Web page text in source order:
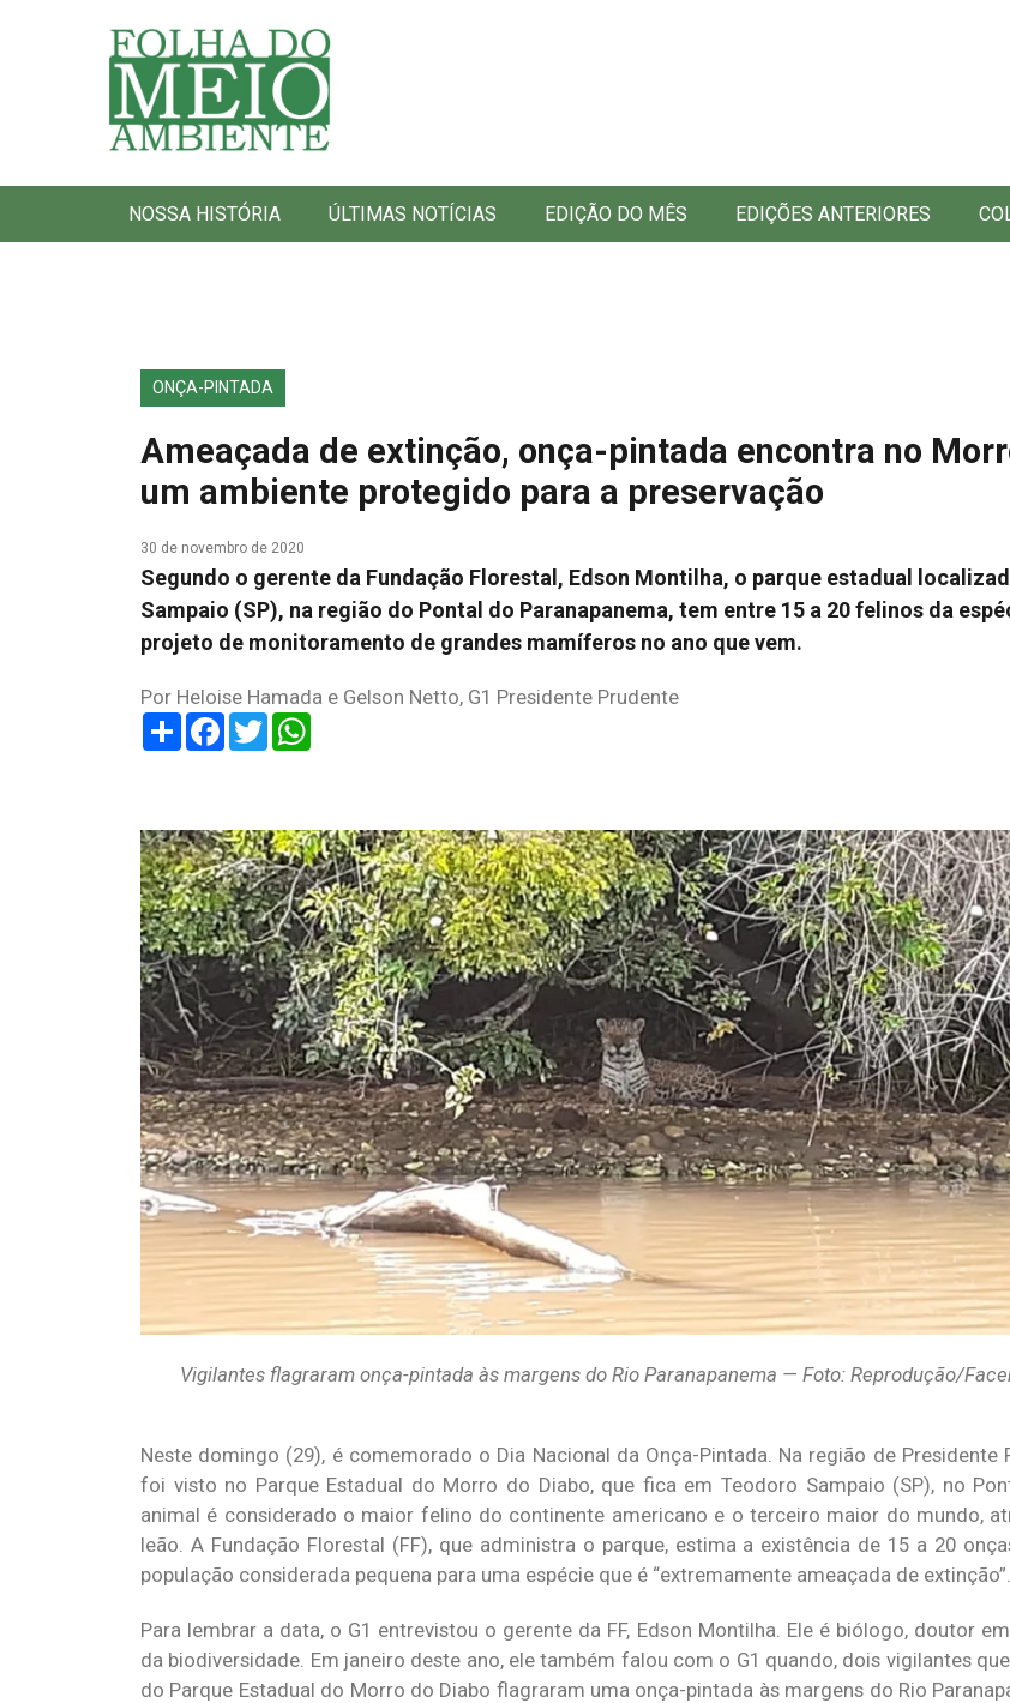
Folha do Meio Ambiente
NOSSA HISTÓRIA ÚLTIMAS NOTÍCIAS EDIÇÃO DO MÊS EDIÇÕES ANTERIORES
ONÇA-PINTADA
Ameaçada de extinção, onça-pintada encontra no
um ambiente protegido para a preservação
30 de novembro de 2020
Segundo o gerente da Fundação Florestal, Edson Montilha, o parque estadual
Sampaio (SP), na região do Pontal do Paranapanema, tem entre 15 a 20 felinos da
projeto de monitoramento de grandes mamíferos no ano que vem.
Por Heloise Hamada e Gelson Netto, G1 Presidente Prudente
ShareFacebook
Twitter
Vigilantes flagraram onça-pintada às margens do Rio Paranapanema — Foto: Reprodução/
Neste domingo (29), é comemorado o Dia Nacional da Onça-Pintada. Na região de Presidente
foi visto no Parque Estadual do Morro do Diabo, que fica em Teodoro Sampaio (SP), no
animal é considerado o maior felino do continente americano e o terceiro maior do mundo,
leão. A Fundação Florestal (FF), que administra o parque, estima a existência de 15 a 20
população considerada pequena para uma espécie que é “extremamente ameaçada de extinção”.
Para lembrar a data, o G1 entrevistou o gerente da FF, Edson Montilha. Ele é biólogo, doutor
da biodiversidade. Em janeiro deste ano, ele também falou com o G1 quando, dois vigilantes
do Parque Estadual do Morro do Diabo flagraram uma onça-pintada às margens do Rio